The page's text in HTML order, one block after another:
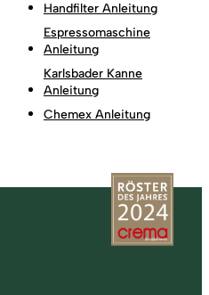
Handfilter Anleitung
Espressomaschine
Anleitung
Karlsbader Kanne
Anleitung
Chemex Anleitung